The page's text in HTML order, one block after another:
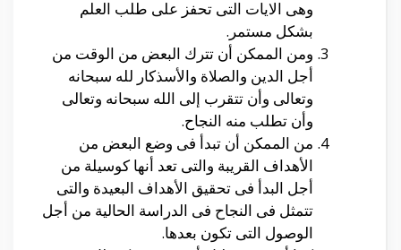
وهى الايات التى تحفز على طلب العلم
بشكل مستمر.
ومن الممكن أن تترك البعض من الوقت من
أجل الدين والصلاة والأسذكار لله سبحانه
وتعالى وأن تتقرب إلى الله سبحانه وتعالى
وأن تطلب منه النجاح.
من الممكن أن تبدأ فى وضع البعض من
الأهداف القريبة والتى تعد أنها كوسيلة من
أجل البدأ فى تحقيق الأهداف البعيدة والتى
تتمثل فى النجاح فى الدراسة الحالية من أجل
الوصول التى تكون بعدها.